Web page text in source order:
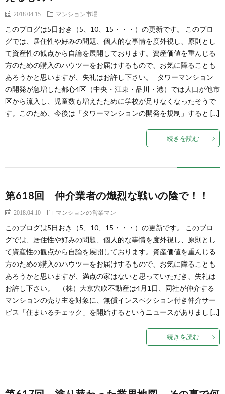
2018.04.15 マンション市場
このブログは5日おき（5、10、15・・・）の更新です。 このブロ
グでは、居住性や好みの問題、個人的な事情を度外視し、原則とし
て資産性の観点から自論を展開しております。資産価値を重んじる
方のための購入のハウツーをお届けするもので、お気に障ることも
あろうかと思いますが、失礼はお許し下さい。 タワーマンション
の開発が急増した都心4区（中央・江東・品川・港）では人口が他市
区から流入し、児童数も増えたために学校が足りなくなったそうで
す。このため、今後は「タワーマンションの開発を規制」すると […]
続きを読む
第618回 仲介業者の熾烈な戦いの陰で！！
2018.04.10 マンションの営業マン
このブログは5日おき（5、10、15・・・）の更新です。 このブロ
グでは、居住性や好みの問題、個人的な事情を度外視し、原則とし
て資産性の観点から自論を展開しております。資産価値を重んじる
方のための購入のハウツーをお届けするもので、お気に障ることも
あろうかと思いますが、満点の家はないと思っていただき、失礼は
お許し下さい。 （株）大京穴吹不動産は4月1日、同社が仲介する
マンションの売り主を対象に、無償インスペクション付き仲介サー
ビス「住まいるチェック」を開始するというニュースがありまし […]
続きを読む